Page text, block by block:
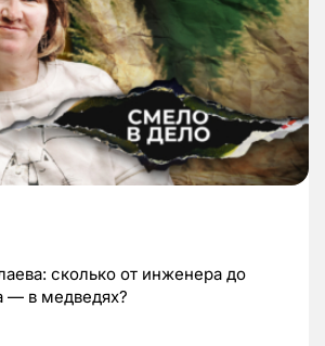
сколько от инженера до
— в медведях?